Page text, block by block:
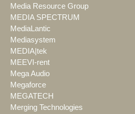
Media Resource Group
MEDIA SPECTRUM
MediaLantic
Mediasystem
MEDIA|tek
MEEVI-rent
Mega Audio
Megaforce
MEGATECH
Merging Technologies